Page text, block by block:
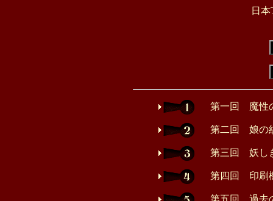
日
第一回 魔性
第二回 娘の
第三回 妖し
第四回 印刷
第五回 過去